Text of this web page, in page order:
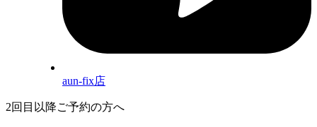
aun-fix店
2回目以降ご予約の方へ